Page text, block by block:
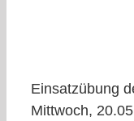
Einsatzübung
Mittwoch,